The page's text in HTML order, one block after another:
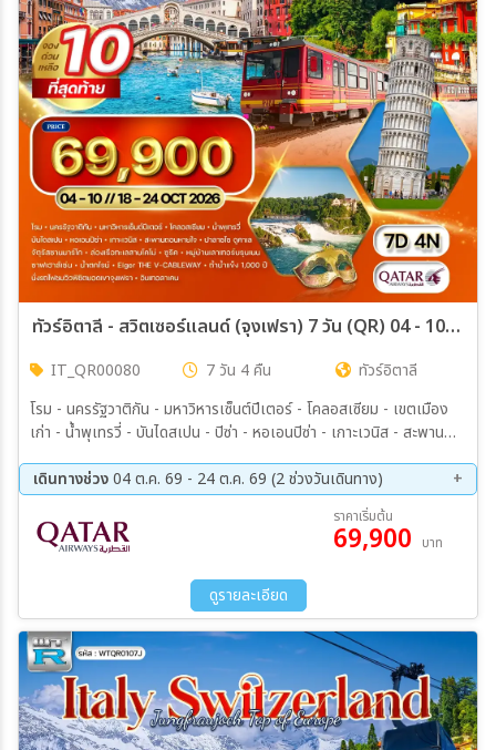
ทัวร์อิตาลี - สวิตเซอร์แลนด์ (จุงเฟรา) 7 วัน (QR) 04 - 10 // 18 - 24 OCT 26
IT_QR00080 7 วัน 4 คืน
ทัวร์อิตาลี
โรม - นครรัฐวาติกัน - มหาวิหารเซ็นต์ปีเตอร์ - โคลอสเซียม - เขตเมือง
เก่า - น้ำพุเทรวี่ - บันไดสเปน - ปิซ่า - หอเอนปิซ่า - เกาะเวนิส - สะพาน
เตร้ - โคโม่ - ล่องเรือชมทะเลสาบโคโม่ - ซูริค - หมู่บ้านเลาเทอร์บรุนเนน
– นั่งรถไฟชมวิวพิชิตยอดเขาจุงเฟรา - ถ้ำน้ำแข็ง1,000 ปี - Eiger –
THE V-CABLEWAY - ชมเมืองอินเทอลาเคน - ซาฟเฮาส์เซ่น - น้ำตกไรน์
เดินทางช่วง04 ต.ค. 69 - 24 ต.ค. 69 (2 ช่วงวันเดินทาง)
18 ต.ค. 69 - 24 ต.ค. 69
ราคาเริ่มต้น
69,900 บาท
ดูรายละเอียด